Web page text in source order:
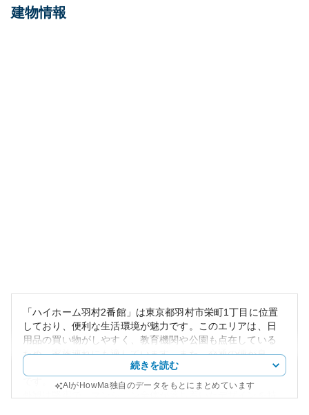
建物情報
「ハイホーム羽村2番館」は東京都羽村市栄町1丁目に位置
しており、便利な生活環境が魅力です。このエリアは、日
用品の買い物がしやすく、教育機関や公園も点在している
ため、家族連れにも適しています。また、交通の便が良
く、多摩地域の自然と都市生活のバランスがとれた住環境
続きを読む
AIがHowMa独自のデータをもとにまとめています